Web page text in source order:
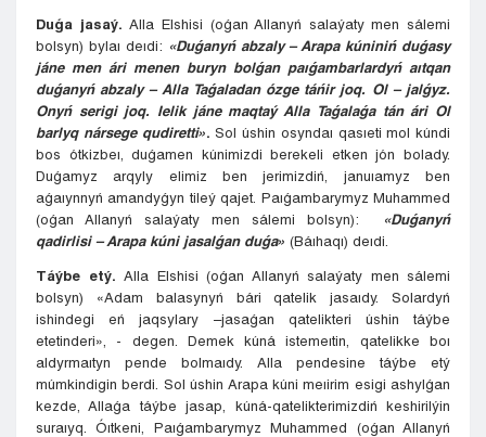
Duǵa jasaý.Alla Elshisi (oǵan Allanyń salaýaty men sálemi
bolsyn) bylaı deıdi: «Duǵanyń abzaly – Arapa kúniniń duǵasy
jáne men ári menen buryn bolǵan paıǵambarlardyń aıtqan
duǵanyń abzaly – Alla Taǵaladan ózge táńir joq. Ol – jalǵyz.
Onyń serigi joq. Ielik jáne maqtaý Alla Taǵalaǵa tán ári Ol
barlyq nársege qudiretti».Sol úshin osyndaı qasıeti mol kúndi
bos ótkizbeı, duǵamen kúnimizdi berekeli etken jón bolady.
Duǵamyz arqyly elimiz ben jerimizdiń, januıamyz ben
aǵaıynnyń amandyǵyn tileý qajet. Paıǵambarymyz Muhammed
(oǵan Allanyń salaýaty men sálemi bolsyn): «Duǵanyń
qadirlisi – Arapa kúni jasalǵan duǵa» (Báıhaqı) deıdi.
Táýbe etý. Alla Elshisi (oǵan Allanyń salaýaty men sálemi
bolsyn) «Adam balasynyń bári qatelik jasaıdy. Solardyń
ishindegi eń jaqsylary –jasaǵan qatelikteri úshin táýbe
etetinderi», - degen. Demek kúná istemeıtin, qatelikke boı
aldyrmaıtyn pende bolmaıdy. Alla pendesine táýbe etý
múmkindigin berdi. Sol úshin Arapa kúni meıirim esigi ashylǵan
kezde, Allaǵa táýbe jasap, kúná-qatelikterimizdiń keshirilýin
suraıyq. Óıtkeni, Paıǵambarymyz Muhammed (oǵan Allanyń